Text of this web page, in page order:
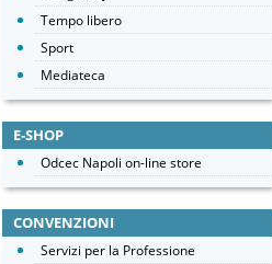
Tempo libero
Sport
Mediateca
E-SHOP
Odcec Napoli on-line store
CONVENZIONI
Servizi per la Professione